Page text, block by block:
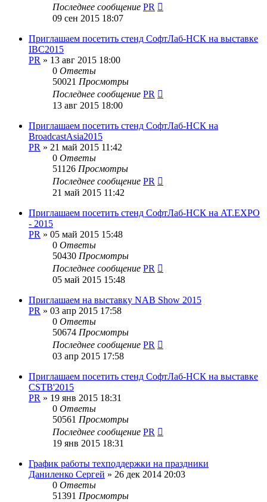
Последнее сообщение PR
09 сен 2015 18:07
Приглашаем посетить стенд СофтЛаб-НСК на выставке
IBC2015
PR » 13 авг 2015 18:00
0 Ответы
50021 Просмотры
Последнее сообщение PR
13 авг 2015 18:00
Приглашаем посетить стенд СофтЛаб-НСК на
BroadcastAsia2015
PR » 21 май 2015 11:42
0 Ответы
51126 Просмотры
Последнее сообщение PR
21 май 2015 11:42
Приглашаем посетить стенд СофтЛаб-НСК на AT.EXPO
- 2015
PR » 05 май 2015 15:48
0 Ответы
50430 Просмотры
Последнее сообщение PR
05 май 2015 15:48
Приглашаем на выставку NAB Show 2015
PR » 03 апр 2015 17:58
0 Ответы
50674 Просмотры
Последнее сообщение PR
03 апр 2015 17:58
Приглашаем посетить стенд СофтЛаб-НСК на выставке
CSTB'2015
PR » 19 янв 2015 18:31
0 Ответы
50561 Просмотры
Последнее сообщение PR
19 янв 2015 18:31
График работы техподдержки на праздники
Даниленко Сергей » 26 дек 2014 20:03
0 Ответы
51391 Просмотры